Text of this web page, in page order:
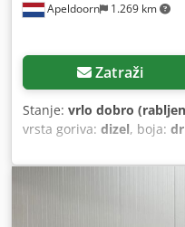
Apeldoorn 1.269 km
Zatraži
Stanje: vrlo dobro
vrsta goriva: dizel, boja: